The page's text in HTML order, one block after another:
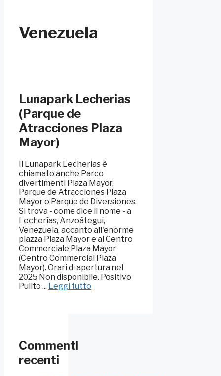
Venezuela
Lunapark Lecherias
(Parque de
Atracciones Plaza
Mayor)
Il Lunapark Lecherias è
chiamato anche Parco
divertimenti Plaza Mayor,
Parque de Atracciones Plaza
Mayor o Parque de Diversiones.
Si trova - come dice il nome - a
Lecherías, Anzoátegui,
Venezuela, accanto all'enorme
piazza Plaza Mayor e al Centro
Commerciale Plaza Mayor
(Centro Commercial Plaza
Mayor). Orari di apertura nel
2025 Non disponibile. Positivo
Pulito ... Leggi tutto
Commenti
recenti